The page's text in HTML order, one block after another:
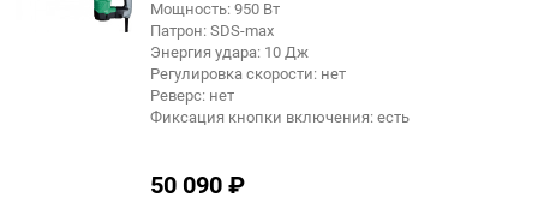
Мощность: 950 Вт
Патрон: SDS-max
Энергия удара: 10 Дж
Регулировка скорости: нет
Реверс: нет
Фиксация кнопки включения: есть
50 090₽